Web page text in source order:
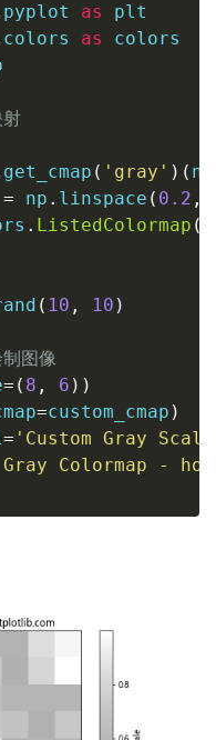
pyplot as
colors as
get_cmap ( 'gray' ) ( np
= np . linspace ( 0.2 ,
. ListedColormap (
( 10 , 10 )
图像
= ( 8 , 6 ) )
=custom_cmap )
= 'Custom Gray
Gray Colormap -